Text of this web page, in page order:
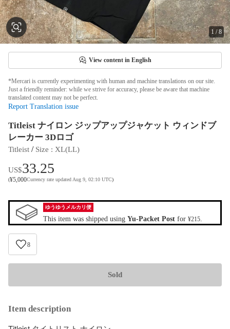
1 /8
View content in English
*Mercari is currently experimenting with human and machine translations on our site.
Just a friendly reminder: while we strive for accuracy, please be aware that machine
translated content may not be perfect.
Report Translation issue
Titleist ナイロン ジップアップジャケット ウィンドブ
レーカー 3Dロゴ
Titleist / Size : XL(LL)
US$33.25
(¥5,000Currency rate updated Aug 9, 02:10 UTC)
ゆうゆうメルカリ便
This item was shipped using Yu-Packet Post for ¥215
8
Sold
Item description